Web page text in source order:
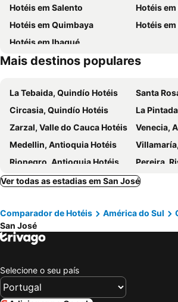
Hotéis em Salento
Hotéis
Hotéis em Quimbaya
Hotéis
Hotéis em Ibagué
Mais destinos populares
La Tebaida, Quindío Hotéis
Santa Rosa
Circasia, Quindío Hotéis
La
Zarzal, Valle do Cauca Hotéis
Venecia,
Medellin, Antioquia Hotéis
Rionegro, Antioquia Hotéis
Pereira,
Guatapé, Antioquia Hotéis
Cartagena, Bolivar Hotéis
San Andres, San
Bogotá, Bogotá Hotéis
Santa
Cali, Valle do Cauca Hotéis
Montenegro, Quindío Hotéis
Ver todas as estadias em San José
Comparador de Hotéis América do Sul
San José
Selecione o seu país